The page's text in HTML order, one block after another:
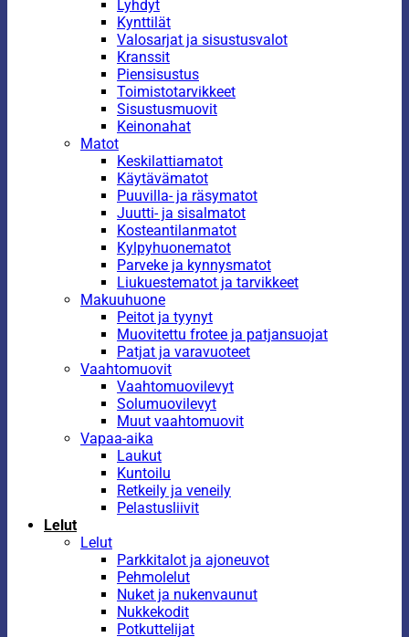
Lyhdyt
Kynttilät
Valosarjat ja sisustusvalot
Kranssit
Piensisustus
Toimistotarvikkeet
Sisustusmuovit
Keinonahat
Matot
Keskilattiamatot
Käytävämatot
Puuvilla- ja räsymatot
Juutti- ja sisalmatot
Kosteantilanmatot
Kylpyhuonematot
Parveke ja kynnysmatot
Liukuestematot ja tarvikkeet
Makuuhuone
Peitot ja tyynyt
Muovitettu frotee ja patjansuojat
Patjat ja varavuoteet
Vaahtomuovit
Vaahtomuovilevyt
Solumuovilevyt
Muut vaahtomuovit
Vapaa-aika
Laukut
Kuntoilu
Retkeily ja veneily
Pelastusliivit
Lelut
Lelut
Parkkitalot ja ajoneuvot
Pehmolelut
Nuket ja nukenvaunut
Nukkekodit
Potkuttelijat